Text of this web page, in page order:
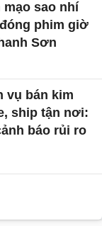
sao nhí
phim giờ
Sơn
vụ bán kim
ship tận nơi:
báo rủi ro